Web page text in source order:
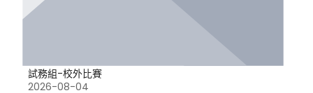
試務組-校外比賽
2026-08-04